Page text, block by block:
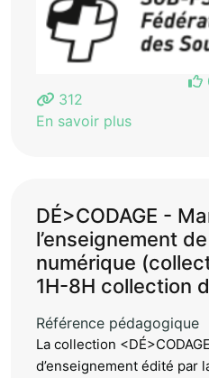
312
En savoir plus
DÉ>CODAGE -
l’enseignement
numérique
1H-8H collection
Référence pédagogique
La collection
d’enseignement édité par